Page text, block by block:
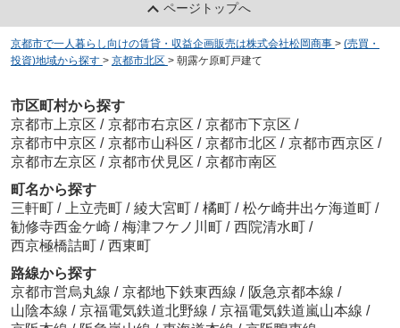
ページトップへ
京都市で一人暮らし向けの賃貸・収益企画販売は株式会社松岡商事 > (売買・
投資)地域から探す > 京都市北区 > 朝露ケ原町戸建て
市区町村から探す
京都市上京区 / 京都市右京区 / 京都市下京区 /
京都市中京区 / 京都市山科区 / 京都市北区 / 京都市西京区 /
京都市左京区 / 京都市伏見区 / 京都市南区
町名から探す
三軒町 / 上立売町 / 綾大宮町 / 橘町 / 松ケ崎井出ケ海道町 /
勧修寺西金ケ崎 / 梅津フケノ川町 / 西院清水町 /
西京極橋詰町 / 西東町
路線から探す
京都市営烏丸線 / 京都地下鉄東西線 / 阪急京都本線 /
山陰本線 / 京福電気鉄道北野線 / 京福電気鉄道嵐山本線 /